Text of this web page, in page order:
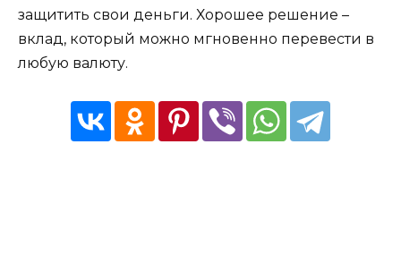
защитить свои деньги. Хорошее решение –
вклад, который можно мгновенно перевести в
любую валюту.